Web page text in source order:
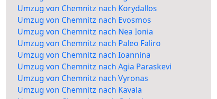
Umzug von Chemnitz nach Korydallos
Umzug von Chemnitz nach Evosmos
Umzug von Chemnitz nach Nea Ionia
Umzug von Chemnitz nach Paleo Faliro
Umzug von Chemnitz nach Ioannina
Umzug von Chemnitz nach Agia Paraskevi
Umzug von Chemnitz nach Vyronas
Umzug von Chemnitz nach Kavala